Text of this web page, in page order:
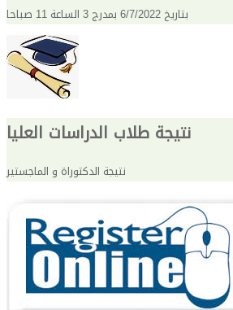
بتاريخ 6/7/2022 بمدرج 3 الساعة 11 صباحا
نتيجة طلاب الدراسات العليا
نتيجة الدكتوراة و الماجستير